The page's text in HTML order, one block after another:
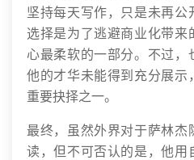
坚持每天写作，只是未再
选择是为了逃避商业化带来
心最柔软的一部分。不过
他的才华未能得到充分展示
重要抉择之一。
最终，虽然外界对于萨林杰
读，但不可否认的是，他用